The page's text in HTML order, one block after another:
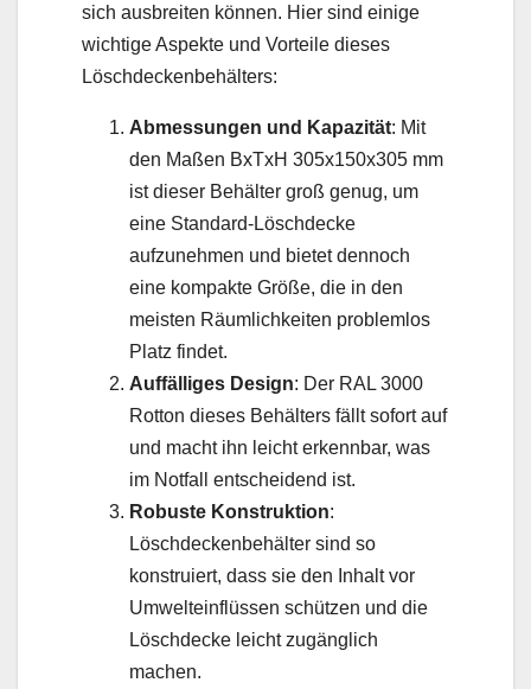
sich ausbreiten können. Hier sind einige
wichtige Aspekte und Vorteile dieses
Löschdeckenbehälters:
Abmessungen und Kapazität: Mit
den Maßen BxTxH 305x150x305 mm
ist dieser Behälter groß genug, um
eine Standard-Löschdecke
aufzunehmen und bietet dennoch
eine kompakte Größe, die in den
meisten Räumlichkeiten problemlos
Platz findet.
Auffälliges Design: Der RAL 3000
Rotton dieses Behälters fällt sofort auf
und macht ihn leicht erkennbar, was
im Notfall entscheidend ist.
Robuste Konstruktion:
Löschdeckenbehälter sind so
konstruiert, dass sie den Inhalt vor
Umwelteinflüssen schützen und die
Löschdecke leicht zugänglich
machen.